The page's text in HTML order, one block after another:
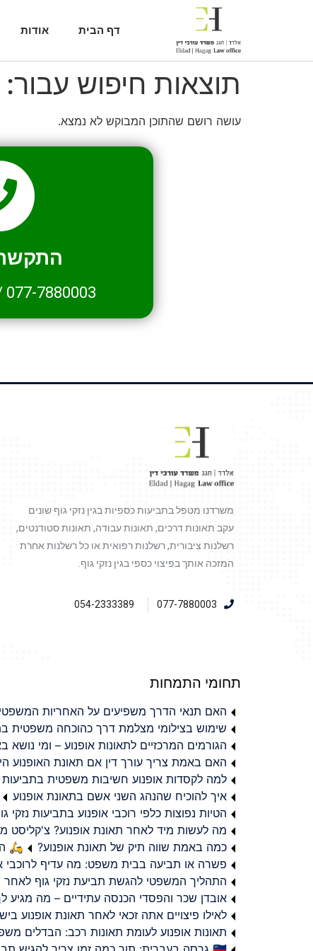
דף הבית אודות
תוצאות חיפוש עבור:
עושה רושם שהתוכן המבוקש לא נמצא.
077-7880003
משרדנו מטפל בתביעות כספיות בגין נזקי גוף שונים
עקב תאונות דרכים, תאונות עבודה, תאונות סטודנטים,
רשלנות ציבורית, רשלנות רפואית או כל רשלנות אחרת
המזכה אותך בפיצוי כספי בגין נזקי גוף.
077-7880003
054-2333389
תחומי התמחות
האם תנאי הדרך משפיעים על האחריות
שימוש בצילומי מצלמת דרך כהוכחה משפטית
הגורמים המרכזיים לתאונות אופנוע – ומי
האם באמת צריך עורך דין אם תאונת האופנוע
למה לקסדות אופנוע חשיבות משפטית בתביעות
איך להוכיח שהנהג השני אשם בתאונת אופנוע
הטיות נפוצות כלפי רוכבי אופנוע בתביעות נזקי
מה לעשות מיד לאחר תאונת אופנוע? צ'קליסט
כמה באמת שווה תיק של תאונת אופנוע?
🛵
פשרה או תביעה בבית משפט: מה עדיף לרוכבי
התהליך המשפטי להגשת תביעת נזקי גוף לאחר
אובדן שכר והפסדי הכנסה עתידיים – מה מגיע
לאילו פיצויים אתה זכאי לאחר תאונת אופנוע
תאונות אופנוע לעומת תאונות רכב: הבדלים